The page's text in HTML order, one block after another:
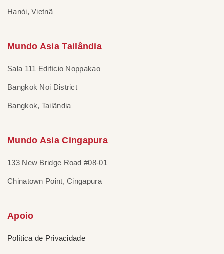
Hanói, Vietnã
Mundo Asia Tailândia
Sala 111 Edifício Noppakao
Bangkok Noi District
Bangkok, Tailândia
Mundo Asia Cingapura
133 New Bridge Road #08-01
Chinatown Point, Cingapura
Apoio
Política de Privacidade